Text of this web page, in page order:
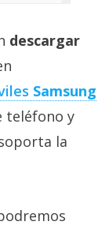
descargar
Samsung
teléfono y
la